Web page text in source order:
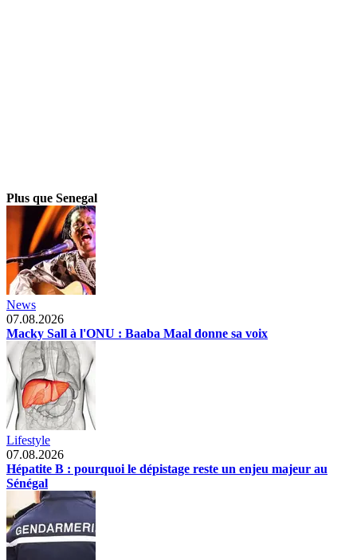
Plus que Senegal
News
07.08.2026
Macky Sall à l'ONU : Baaba Maal donne sa voix
Lifestyle
07.08.2026
Hépatite B : pourquoi le dépistage reste un enjeu majeur au
Sénégal